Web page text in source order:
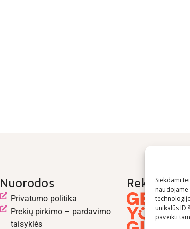
Siekdami
naudojame
unikalūs ID
paveikti
Nuorodos
Privatumo politika
Prekių pirkimo – pardavimo
taisyklės